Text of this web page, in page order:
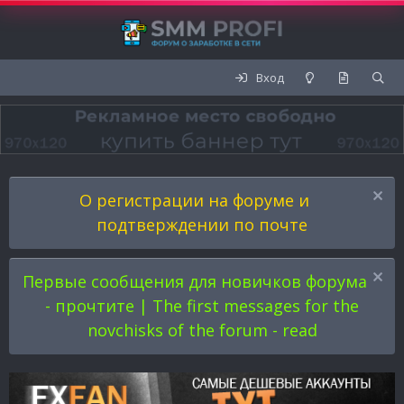
Вход
О регистрации на форуме и
подтверждении по почте
Первые сообщения для новичков форума
- прочтите | The first messages for the
novchisks of the forum - read